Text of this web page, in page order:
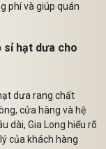
phí và giúp quán
sỉ hạt dưa cho
dưa rang chất
cửa hàng và hệ
dài, Gia Long hiểu rõ
của khách hàng